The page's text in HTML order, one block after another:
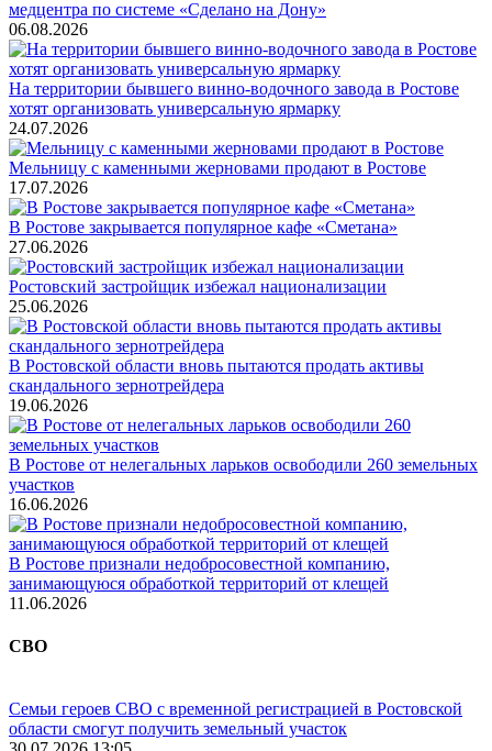
медцентра по системе «Сделано на Дону»
06.08.2026
На территории бывшего винно-водочного завода в Ростове
хотят организовать универсальную ярмарку
24.07.2026
Мельницу с каменными жерновами продают в Ростове
17.07.2026
В Ростове закрывается популярное кафе «Сметана»
27.06.2026
Ростовский застройщик избежал национализации
25.06.2026
В Ростовской области вновь пытаются продать активы
скандального зернотрейдера
19.06.2026
В Ростове от нелегальных ларьков освободили 260 земельных
участков
16.06.2026
В Ростове признали недобросовестной компанию,
занимающуюся обработкой территорий от клещей
11.06.2026
СВО
Семьи героев СВО с временной регистрацией в Ростовской
области смогут получить земельный участок